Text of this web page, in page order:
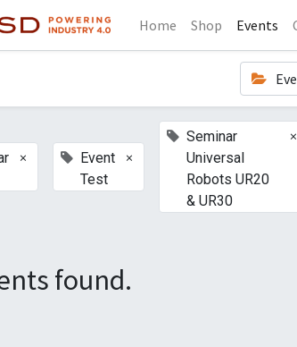
Home Shop Events
×
Event
Test
×
Seminar
Universal
Robots UR20
& UR30
×
found.